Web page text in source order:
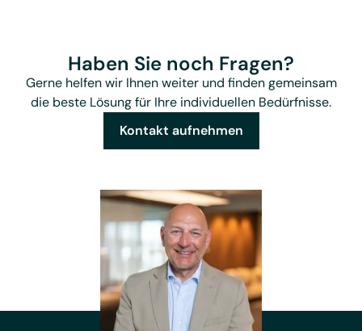
Haben Sie noch Fragen?
Gerne helfen wir Ihnen weiter und finden gemeinsam
die beste Lösung für Ihre individuellen Bedürfnisse.
Kontakt aufnehmen